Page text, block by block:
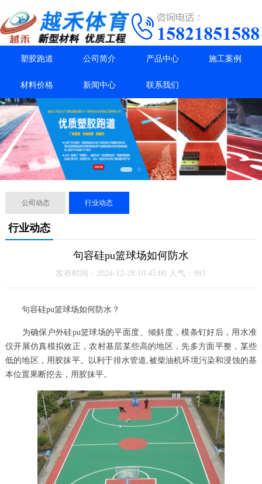
塑胶跑道 公司简介 产品中心 施工案例
材料价格 新闻中心 联系我们
公司动态 行业动态
行业动态
句容硅pu篮球场如何防水
发布时间：2024-12-28 10:45:00 人气：991
句容硅pu篮球场如何防水？
为确保户外硅pu篮球场的平面度、倾斜度，模条钉好后，用水准
仪开展仿真模拟效正，农村基层某些高的地区，先多方面平整，某些
低的地区，用胶抹平。以利于排水管道,被柴油机环境污染和浸蚀的基
本位置果断挖去，用胶抹平。